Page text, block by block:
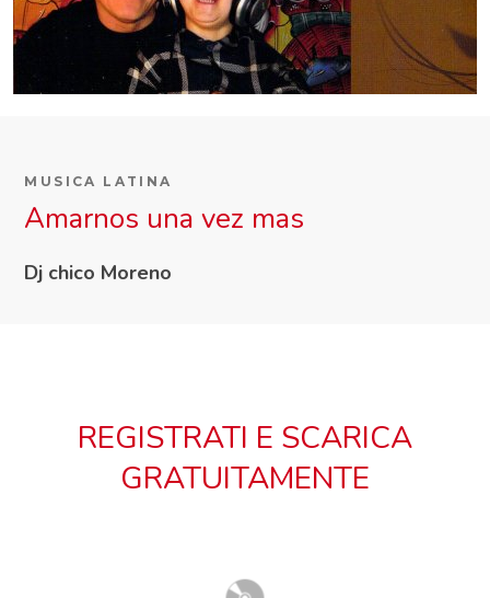
MUSICA LATINA
Amarnos una vez mas
Dj chico Moreno
REGISTRATI E SCARICA
GRATUITAMENTE